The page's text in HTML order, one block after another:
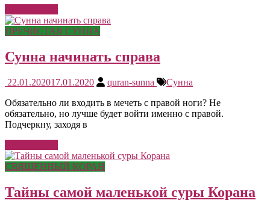
ПРЕЧИСТАЯ СУННА
Сунна начинать справа
22.01.202017.01.2020 quran-sunna
Сунна
Обязательно ли входить в мечеть с правой ноги? Не
обязательно, но лучше будет войти именно с правой.
Подчеркну, заходя в
СВЯЩЕННЫЙ КОРАН
Тайны самой маленькой суры Корана